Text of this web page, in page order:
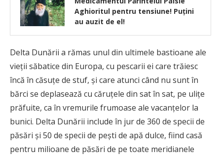
Aghioritul pentru tensiune! Puțini
au auzit de el!
Delta Dunării a rămas unul din ultimele bastioane ale
vieții săbatice din Europa, cu pescarii ei care trăiesc
încă în căsuțe de stuf, și care atunci când nu sunt în
bărci se deplasează cu căruțele din sat în sat, pe ulițe
prăfuite, ca în vremurile frumoase ale vacanțelor la
bunici. Delta Dunării include în jur de 360 de specii de
păsări și 50 de specii de pești de apă dulce, fiind casă
pentru milioane de păsări de pe toate meridianele